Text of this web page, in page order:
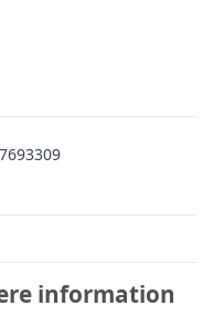
information